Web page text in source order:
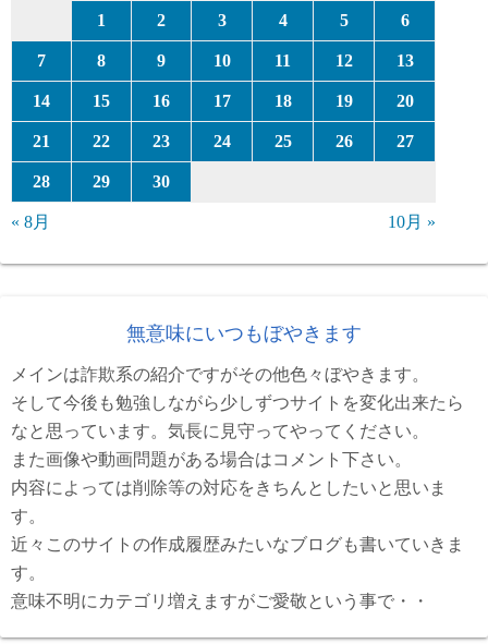
1 2 3 4 5 6
7 8 9 10 11 12 13
14 15 16 17 18 19 20
21 22 23 24 25 26 27
28 29 30
« 8月 10月 »
無意味にいつもぼやきます
メインは詐欺系の紹介ですがその他色々ぼやきます。
そして今後も勉強しながら少しずつサイトを変化出来たら
なと思っています。気長に見守ってやってください。
また画像や動画問題がある場合はコメント下さい。
内容によっては削除等の対応をきちんとしたいと思いま
す。
近々このサイトの作成履歴みたいなブログも書いていきま
す。
意味不明にカテゴリ増えますがご愛敬という事で・・